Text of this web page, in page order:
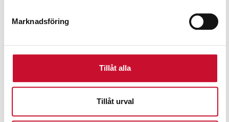
Marknadsföring
Tillåt alla
Tillåt urval